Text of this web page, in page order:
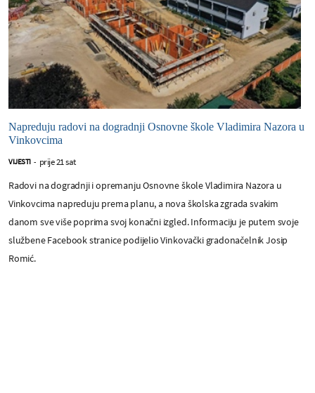
Napreduju radovi na dogradnji Osnovne škole Vladimira Nazora u
Vinkovcima
VIJESTI - prije 21 sat
Radovi na dogradnji i opremanju Osnovne škole Vladimira Nazora u
Vinkovcima napreduju prema planu, a nova školska zgrada svakim
danom sve više poprima svoj konačni izgled. Informaciju je putem svoje
službene Facebook stranice podijelio Vinkovački gradonačelnik Josip
Romić.